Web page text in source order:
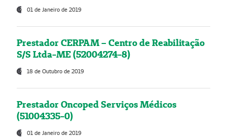
01 de Janeiro de 2019
Prestador CERPAM – Centro de Reabilitação
S/S Ltda-ME (52004274-8)
18 de Outubro de 2019
Prestador Oncoped Serviços Médicos
(51004335-0)
01 de Janeiro de 2019